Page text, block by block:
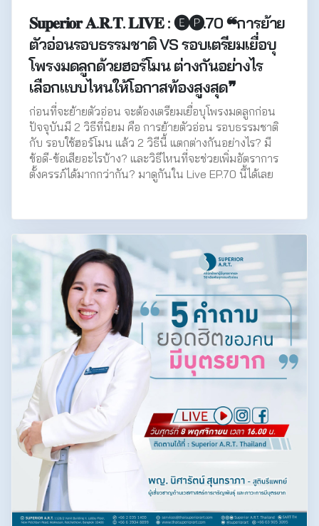
𝐒𝐮𝐩𝐞𝐫𝐢𝐨𝐫 𝐀.𝐑.𝐓. 𝐋𝐈𝐕𝐄 : 🅔🅟.70 ❝การย้าย
ตัวอ่อนรอบธรรมชาติ VS รอบเตรียมเยื่อบุ
โพรงมดลูกด้วยฮอร์โมน ต่างกันอย่างไร
เลือกแบบไหนให้โอกาสท้องสูงสุด❞
ก่อนที่จะย้ายตัวอ่อน จะต้องเตรียมเยื่อบุโพรงมดลูกก่อน
ปัจจุบันมี 2 วิธีที่นิยม คือ การย้ายตัวอ่อน รอบธรรมชาติ
กับ รอบใช้ฮอร์โมน แล้ว 2 วิธีนี้ แตกต่างกันอย่างไร? มี
ข้อดี-ข้อเสียอะไรบ้าง? และวิธีไหนที่จะช่วยเพิ่มอัตราการ
ตั้งครรภ์ได้มากกว่ากัน? มาดูกันใน Live EP.70 นี้ได้เลย